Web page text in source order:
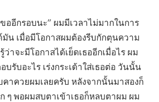
ออีกรอบนะ” ผมมีเวลาไม่มากในการ
มัน เมื่อมีโอกาสผมต้องรีบกักตุนความ
าจะมีโอกาสได้เย็ดเธออีกเมื่อไร ผม
บรับอะไร เร่งกระเด้าใส่เธอต่อ วันนั้น
าควยผมเลยครับ หลังจากนั้นมาสองก็
ๆ พอผมสบตาเข้าเธอก็หลบตาผม ผม